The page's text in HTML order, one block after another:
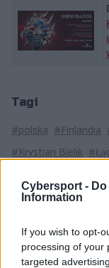
Cybersport -
Information
If you wish to opt-
processing of your
targeted
Tagi
#polska #Finlandia
#Krystian Bielik